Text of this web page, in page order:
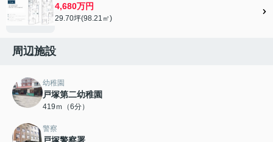
4,680万円
29.70坪(98.21㎡)
周辺施設
幼稚園
戸塚第二幼稚園
419ｍ（6分）
警察